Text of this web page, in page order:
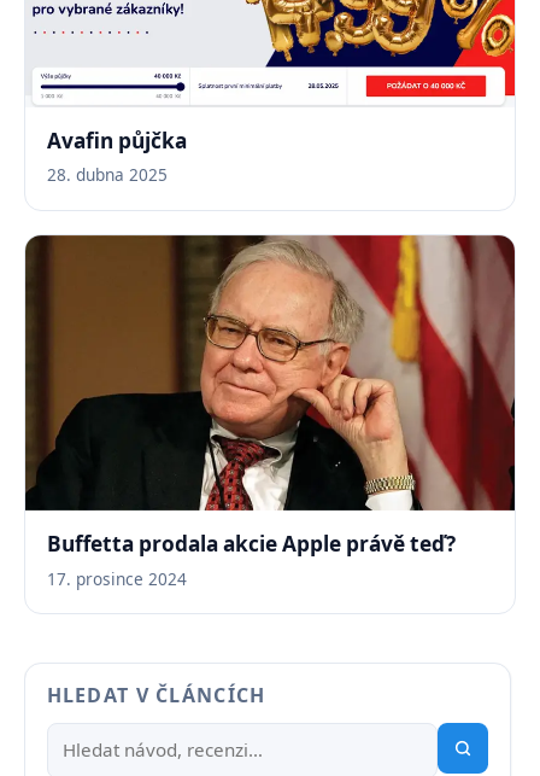
Avafin půjčka
28. dubna 2025
Buffetta prodala akcie Apple právě teď?
17. prosince 2024
HLEDAT V ČLÁNCÍCH